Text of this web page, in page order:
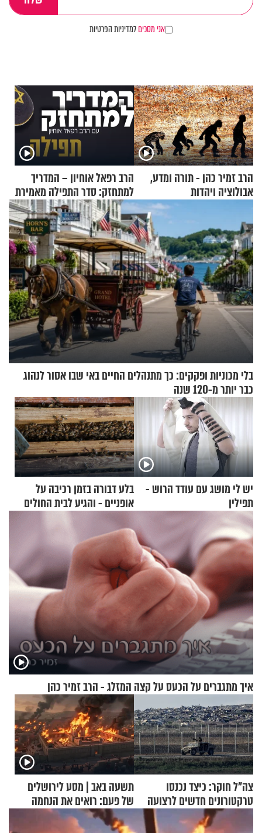
אני מסכיםלמדיניות הפרטיות
הרב זמיר כהן - תורה ומדע,
אבולוציה ויהדות
הרב רפאל אוחיון – המדריך
למתחזק: סדר התפילה מאמירת
הקורבנות ועד קריאת שמע
בלי מכוניות ופקקים: כך מתנהלים החיים באי שבו אסור לנהוג
כבר יותר מ-120 שנה
יש לי מושג עם עודד הרוש -
תפילין
בלע דבורה בזמן רכיבה על
אופניים - והגיע לבית החולים
איך מתגברים על הכעס על קצה המזלג - הרב זמיר כהן
צה"ל חוקר: כיצד נכנסו
טרקטורונים חדשים לרצועה
תשעה באב | מסע לירושלים
של פעם: רואים את הנחמה